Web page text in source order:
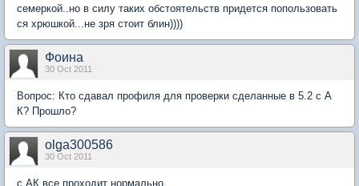
семеркой..но в силу таких обстоятельств придется попользовать
ся хрюшкой...не зря стоит блин))))
Фоина
30 Oct 2011
Вопрос: Кто сдавал профиля для проверки сделанные в 5.2 с А
К? Прошло?
olga300586
30 Oct 2011
с АК все проходит нормально